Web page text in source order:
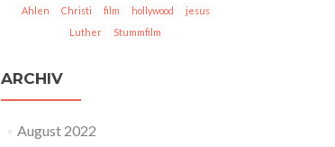
Ahlen Christi film hollywood
jesus
Luther
Stummfilm
ARCHIV
August 2022